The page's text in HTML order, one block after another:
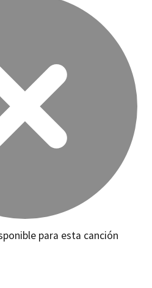
para esta canción